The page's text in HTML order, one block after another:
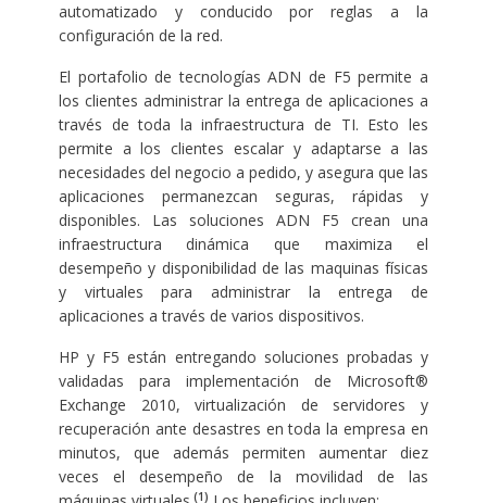
automatizado y conducido por reglas a la
configuración de la red.
El portafolio de tecnologías ADN de F5 permite a
los clientes administrar la entrega de aplicaciones a
través de toda la infraestructura de TI. Esto les
permite a los clientes escalar y adaptarse a las
necesidades del negocio a pedido, y asegura que las
aplicaciones permanezcan seguras, rápidas y
disponibles. Las soluciones ADN F5 crean una
infraestructura dinámica que maximiza el
desempeño y disponibilidad de las maquinas físicas
y virtuales para administrar la entrega de
aplicaciones a través de varios dispositivos.
HP y F5 están entregando soluciones probadas y
validadas para implementación de Microsoft®
Exchange 2010, virtualización de servidores y
recuperación ante desastres en toda la empresa en
minutos, que además permiten aumentar diez
veces el desempeño de la movilidad de las
(1)